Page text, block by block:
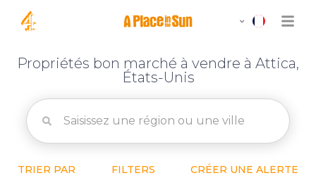
Propriétés bon marché à vendre à Attica,
États-Unis
TRIER PAR FILTERS CRÉER UNE ALERTE